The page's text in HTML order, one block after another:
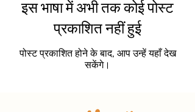
इस भाषा में अभी तक कोई पोस्ट
प्रकाशित नहीं हुई
पोस्ट प्रकाशित होने के बाद, आप उन्हें यहाँ देख
सकेंगे।